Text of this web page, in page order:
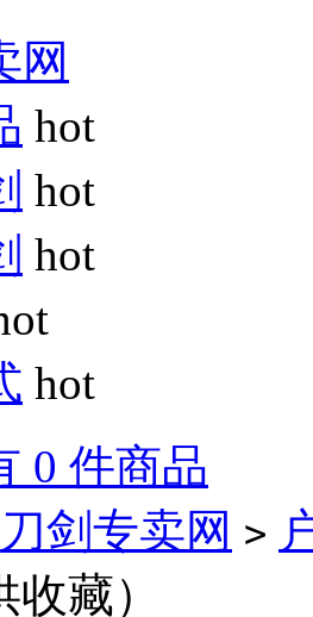
网
hot
hot
hot
hot
0 件商品
刀剑专卖网 >
藏）